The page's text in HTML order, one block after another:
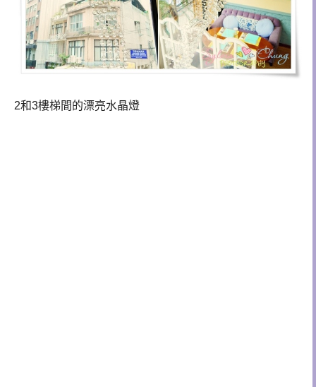
2和3樓梯間的漂亮水晶燈